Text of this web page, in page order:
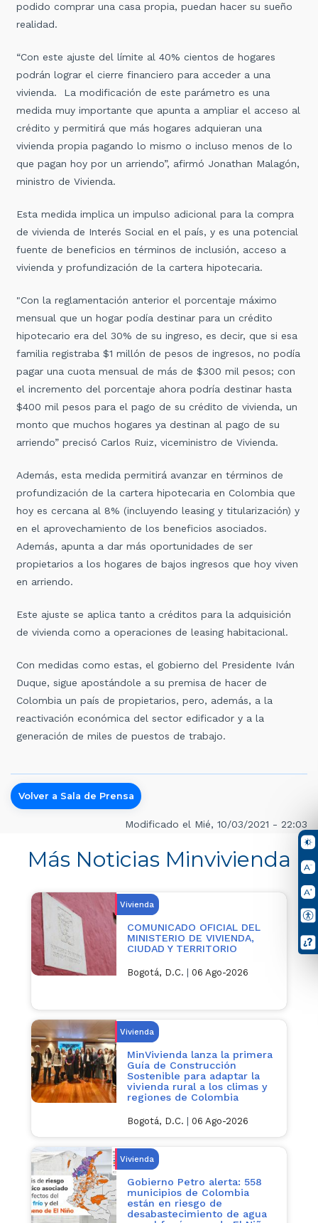
podido comprar una casa propia, puedan hacer su sueño
realidad.
“Con este ajuste del límite al 40% cientos de hogares
podrán lograr el cierre financiero para acceder a una
vivienda. La modificación de este parámetro es una
medida muy importante que apunta a ampliar el acceso al
crédito y permitirá que más hogares adquieran una
vivienda propia pagando lo mismo o incluso menos de lo
que pagan hoy por un arriendo”, afirmó Jonathan Malagón,
ministro de Vivienda.
Esta medida implica un impulso adicional para la compra
de vivienda de Interés Social en el país, y es una potencial
fuente de beneficios en términos de inclusión, acceso a
vivienda y profundización de la cartera hipotecaria.
"Con la reglamentación anterior el porcentaje máximo
mensual que un hogar podía destinar para un crédito
hipotecario era del 30% de su ingreso, es decir, que si esa
familia registraba $1 millón de pesos de ingresos, no podía
pagar una cuota mensual de más de $300 mil pesos; con
el incremento del porcentaje ahora podría destinar hasta
$400 mil pesos para el pago de su crédito de vivienda, un
monto que muchos hogares ya destinan al pago de su
arriendo” precisó Carlos Ruiz, viceministro de Vivienda.
Además, esta medida permitirá avanzar en términos de
profundización de la cartera hipotecaria en Colombia que
hoy es cercana al 8% (incluyendo leasing y titularización) y
en el aprovechamiento de los beneficios asociados.
Además, apunta a dar más oportunidades de ser
propietarios a los hogares de bajos ingresos que hoy viven
en arriendo.
Este ajuste se aplica tanto a créditos para la adquisición
de vivienda como a operaciones de leasing habitacional.
Con medidas como estas, el gobierno del Presidente Iván
Duque, sigue apostándole a su premisa de hacer de
Colombia un país de propietarios, pero, además, a la
reactivación económica del sector edificador y a la
generación de miles de puestos de trabajo.
Volver a Sala de Prensa
Modificado el Mié, 10/03/2021 - 22:03
Más Noticias Minvivienda
Vivienda
COMUNICADO OFICIAL DEL
MINISTERIO DE VIVIENDA,
CIUDAD Y TERRITORIO
Bogotá, D.C. 06 Ago-2026
Vivienda
MinVivienda lanza la primera
Guía de Construcción
Sostenible para adaptar la
vivienda rural a los climas y
regiones de Colombia
Bogotá, D.C. 06 Ago-2026
Vivienda
Gobierno Petro alerta: 558
municipios de Colombia
están en riesgo de
desabastecimiento de agua